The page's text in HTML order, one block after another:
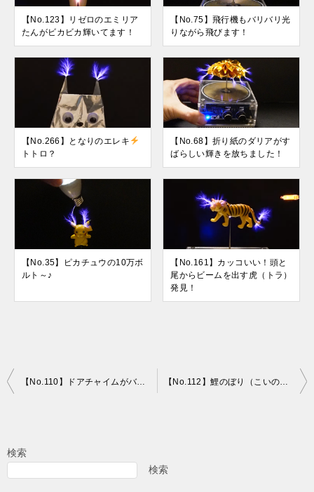
【No.123】リゼロのエミリア
たんがビカビカ輝いてます！
【No.75】飛行機もバリバリ光
りながら飛びます！
【No.266】となりのエレキ
トトロ？
【No.68】折り紙のダリアがす
ばらしい輝きを放ちました！
【No.35】ピカチュウの10万ボ
ルト～♪
【No.161】カッコいい！頭と
尾からビームを出す虎（トラ）
発見！
投
ビ
【No.110】ドアチャイムがバチバチ激しく光りました！ 【No.112】鯉のぼり（こいのぼり）の「鯉（こい）」から火花が出ました！
検索
検索